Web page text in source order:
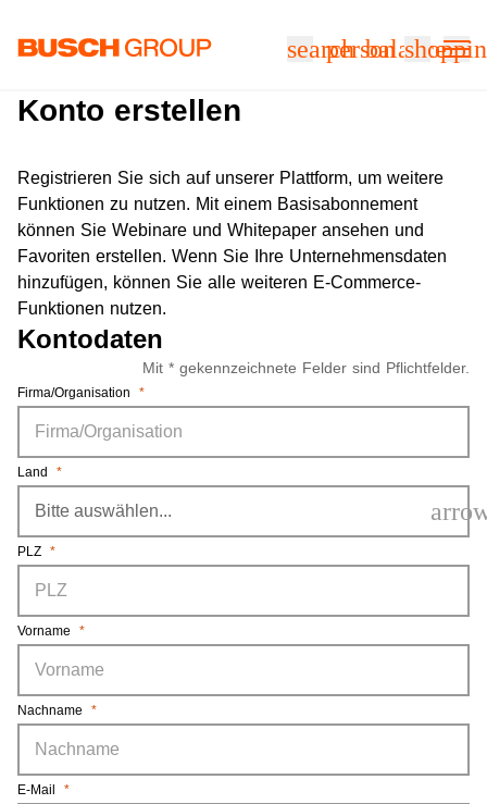
searchpersonbalance
Konto erstellen
Registrieren Sie sich auf unserer Plattform, um weitere
Funktionen zu nutzen. Mit einem Basisabonnement
können Sie Webinare und Whitepaper ansehen und
Favoriten erstellen. Wenn Sie Ihre Unternehmensdaten
hinzufügen, können Sie alle weiteren E-Commerce-
Funktionen nutzen.
Kontodaten
Mit * gekennzeichnete Felder sind Pflichtfelder.
Firma/Organisation *
Land *
PLZ *
Vorname *
Nachname *
E-Mail *